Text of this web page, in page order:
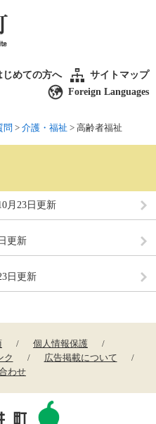
じめての方へ
サイトマップ
Foreign Languages
問 > 介護・福祉 > 高齢者福祉
月23日更新
更新
日更新
個人情報保護
ク
広告掲載について
わせ